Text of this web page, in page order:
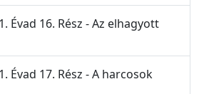
Évad 16. Rész - Az elhagyott
Évad 17. Rész - A harcosok